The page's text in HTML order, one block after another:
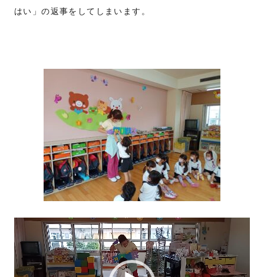
はい」の返事をしてしまいます。
動
画
プ
レ